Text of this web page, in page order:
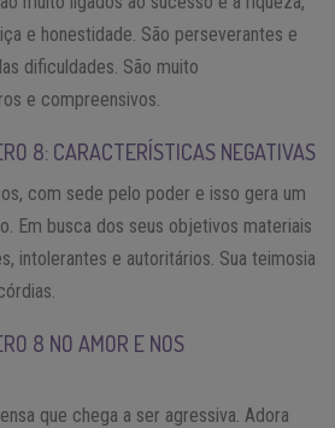
e honestidade. São perseverantes e
dificuldades. São muito
e compreensivos.
8: CARACTERÍSTICAS NEGATIVAS
com sede pelo poder e isso gera um
Em busca dos seus objetivos materiais
intolerantes e autoritários. Sua teimosia
8 NO AMOR E NOS
que chega a ser agressiva. Adora